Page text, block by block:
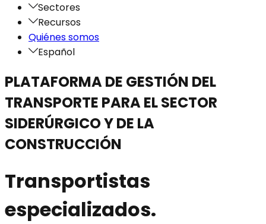
Sectores
Recursos
Quiénes somos
Español
PLATAFORMA DE GESTIÓN DEL
TRANSPORTE PARA EL SECTOR
SIDERÚRGICO Y DE LA
CONSTRUCCIÓN
Transportistas
especializados.